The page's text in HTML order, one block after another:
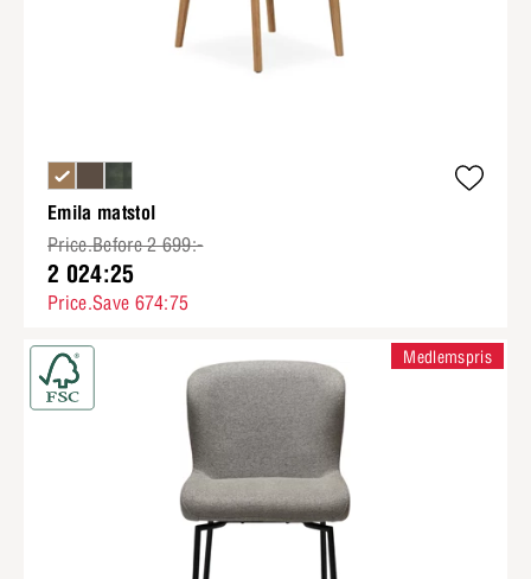
Emila matstol
Price.Before 2 699:-
2 024:25
Price.Save 674:75
Medlemspris